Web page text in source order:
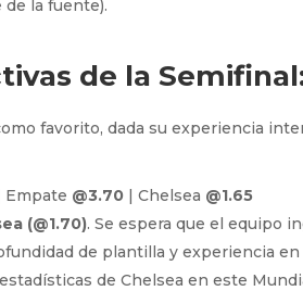
de la fuente).
de la
favorito, dada su experiencia
Empate @3.70 | Chelsea @1.65
(@1.70). Se espera que el equipo
de plantilla y experiencia
de Chelsea en este